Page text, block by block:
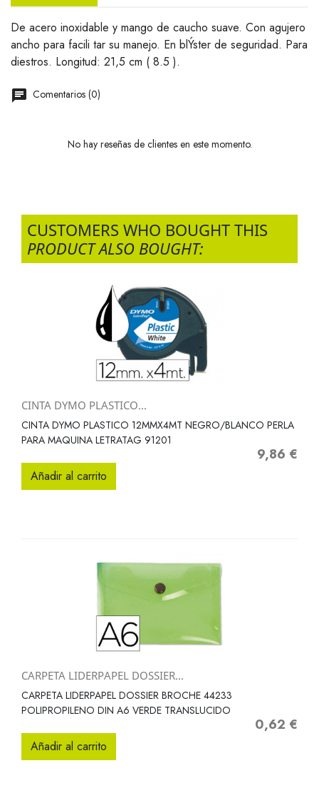
De acero inoxidable y mango de caucho suave. Con agujero
ancho para facili tar su manejo. En blÝster de seguridad. Para
diestros. Longitud: 21,5 cm ( 8.5 ).
Comentarios (0)
No hay reseñas de clientes en este momento.
CUSTOMERS WHO BOUGHT THIS
PRODUCT ALSO BOUGHT:
CINTA DYMO PLASTICO...
CINTA DYMO PLASTICO 12MMX4MT NEGRO/BLANCO PERLA
PARA MAQUINA LETRATAG 91201
Precio
9,86 €
Añadir al carrito
CARPETA LIDERPAPEL DOSSIER...
CARPETA LIDERPAPEL DOSSIER BROCHE 44233
POLIPROPILENO DIN A6 VERDE TRANSLUCIDO
Precio
0,62 €
Añadir al carrito